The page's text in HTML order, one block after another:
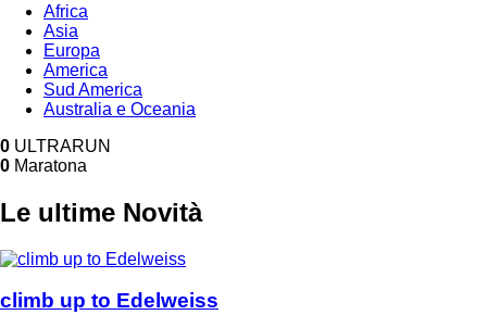
Africa
Asia
Europa
America
Sud America
Australia e Oceania
0 ULTRARUN
0 Maratona
Le ultime Novità
climb up to Edelweiss